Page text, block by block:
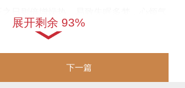
命主大运逢金水则本月得月干癸水引化，
若命主大运逢木火则火势燎原，主变动不
展开剩余 93%
下一篇